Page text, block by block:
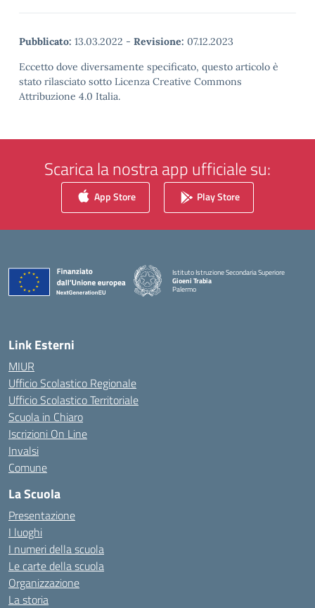
Pubblicato: 13.03.2022 - Revisione: 07.12.2023
Eccetto dove diversamente specificato, questo articolo è
stato rilasciato sotto Licenza Creative Commons
Attribuzione 4.0 Italia.
Scarica la nostra app ufficiale su:
App Store Play Store
Istituto Istruzione Secondaria Superiore
Gioeni Trabia
Palermo
Link Esterni
MIUR
Ufficio Scolastico Regionale
Ufficio Scolastico Territoriale
Scuola in Chiaro
Iscrizioni On Line
Invalsi
Comune
La Scuola
Presentazione
I luoghi
I numeri della scuola
Le carte della scuola
Organizzazione
La storia